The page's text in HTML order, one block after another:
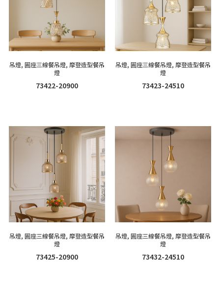
吊燈, 圓座三線餐吊燈, 摩登造型餐吊
燈
73422-20900
吊燈,圓座三線餐吊燈, 摩登造型餐吊
燈
73423-24510
吊燈, 圓座三線餐吊燈, 摩登造型餐吊
燈
73425-20900
吊燈,圓座三線餐吊燈, 摩登造型餐吊
燈
73432-24510